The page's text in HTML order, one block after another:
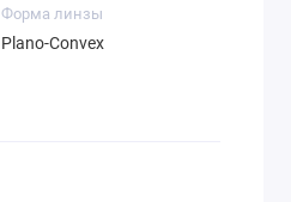
Форма линзы
Plano-Convex